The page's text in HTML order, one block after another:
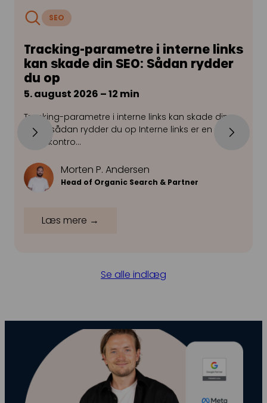
SEO
Tracking-parametre i interne links
kan skade din SEO: Sådan rydder
du op
5. august 2026 – 12 min
Tracking-parametre i interne links kan skade din
SEO – sådan rydder du op Interne links er en af de
mest kontro…
Morten P. Andersen
Head of Organic Search & Partner
Læs mere →
Se alle indlæg